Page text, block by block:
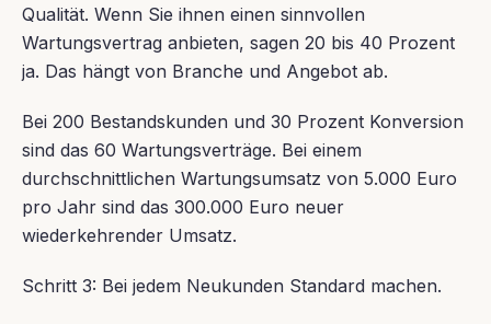
Qualität. Wenn Sie ihnen einen sinnvollen
Wartungsvertrag anbieten, sagen 20 bis 40 Prozent
ja. Das hängt von Branche und Angebot ab.
Bei 200 Bestandskunden und 30 Prozent Konversion
sind das 60 Wartungsverträge. Bei einem
durchschnittlichen Wartungsumsatz von 5.000 Euro
pro Jahr sind das 300.000 Euro neuer
wiederkehrender Umsatz.
Schritt 3: Bei jedem Neukunden Standard machen.